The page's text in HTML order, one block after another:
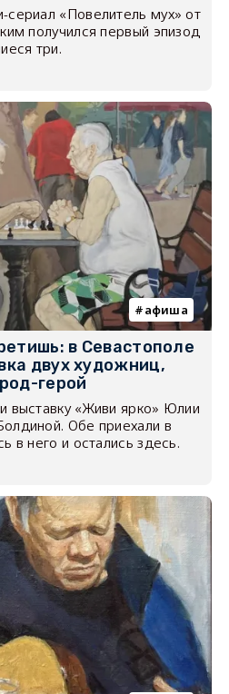
«Повелитель мух» от
получился первый эпизод
три.
афиша
в Севастополе
двух художниц,
герой
выставку «Живи ярко» Юлии
Обе приехали в
в него и остались здесь.